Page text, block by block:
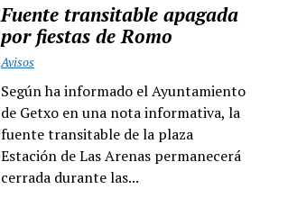
Fuente transitable apagada
por fiestas de Romo
Avisos
Según ha informado el Ayuntamiento
de Getxo en una nota informativa, la
fuente transitable de la plaza
Estación de Las Arenas permanecerá
cerrada durante las...